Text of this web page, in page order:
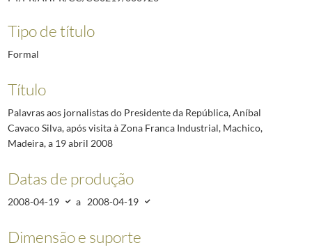
Tipo de título
Formal
Título
Palavras aos jornalistas do Presidente da República, Aníbal
Cavaco Silva, após visita à Zona Franca Industrial, Machico,
Madeira, a 19 abril 2008
Datas de produção
2008-04-19 a 2008-04-19
Dimensão e suporte